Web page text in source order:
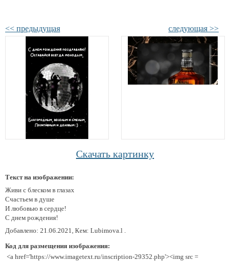
<< предыдущая следующая >>
Скачать картинку
Текст на изображении:
Живи с блеском в глазах
Счастьем в душе
И любовью в сердце!
С днем рождения!
Добавлено: 21.06.2021, Кем: Lubimova.l .
Код для размещения изображения:
<a href='https://www.imagetext.ru/inscription-29352.php'><img src =